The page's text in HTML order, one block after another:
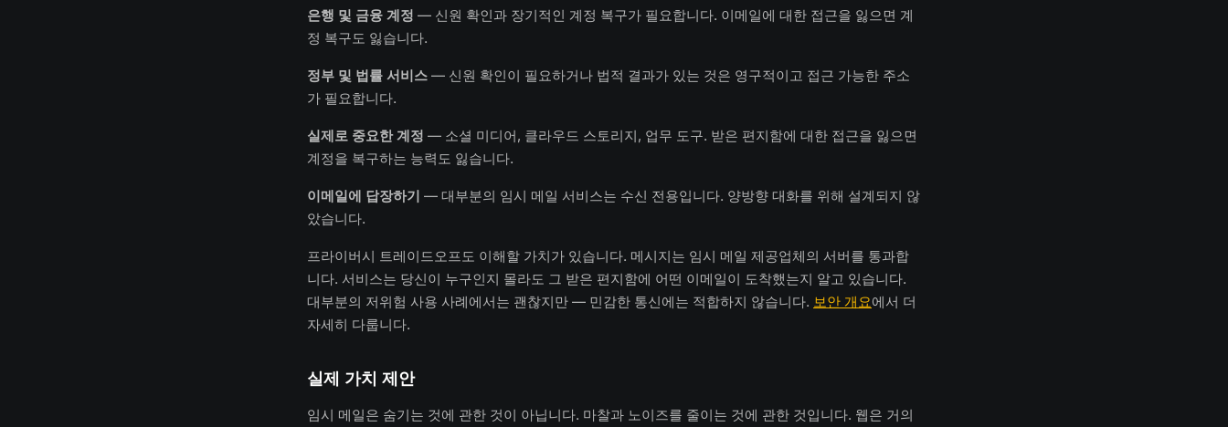
은행 및 금융 계정 — 신원 확인과 장기적인 계정 복구가 필요합니다. 이메일에 대한 접근을 잃으면 계
정 복구도 잃습니다.
정부 및 법률 서비스 — 신원 확인이 필요하거나 법적 결과가 있는 것은 영구적이고 접근 가능한 주소
가 필요합니다.
실제로 중요한 계정 — 소셜 미디어, 클라우드 스토리지, 업무 도구. 받은 편지함에 대한 접근을 잃으면
계정을 복구하는 능력도 잃습니다.
이메일에 답장하기 — 대부분의 임시 메일 서비스는 수신 전용입니다. 양방향 대화를 위해 설계되지 않
았습니다.
프라이버시 트레이드오프도 이해할 가치가 있습니다. 메시지는 임시 메일 제공업체의 서버를 통과합
니다. 서비스는 당신이 누구인지 몰라도 그 받은 편지함에 어떤 이메일이 도착했는지 알고 있습니다.
대부분의 저위험 사용 사례에서는 괜찮지만 — 민감한 통신에는 적합하지 않습니다. 보안 개요에서 더
자세히 다룹니다.
실제 가치 제안
임시 메일은 숨기는 것에 관한 것이 아닙니다. 마찰과 노이즈를 줄이는 것에 관한 것입니다. 웹은 거의